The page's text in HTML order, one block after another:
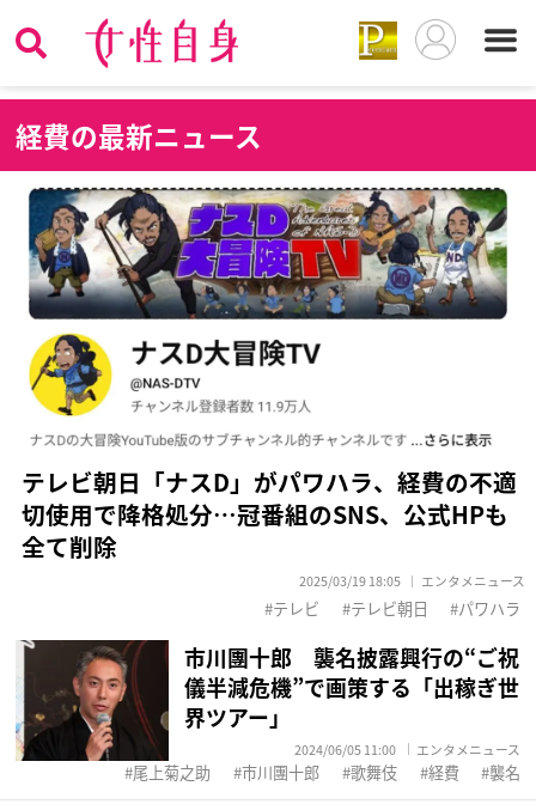
経費の最新ニュース
テレビ朝日「ナスD」がパワハラ、経費の不適
切使用で降格処分…冠番組のSNS、公式HPも
全て削除
2025/03/19 18:05 エンタメニュース
テレビ テレビ朝日 パワハラ
市川團十郎 襲名披露興行の“ご祝
儀半減危機”で画策する「出稼ぎ世
界ツアー」
2024/06/05 11:00 エンタメニュース
尾上菊之助 市川團十郎 歌舞伎 経費 襲名